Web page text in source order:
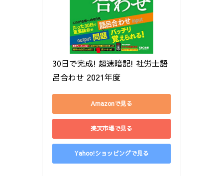
30日で完成! 超速暗記! 社労士語
呂合わせ 2021年度
Amazonで見る
楽天市場で見る
Yahoo!ショッピングで見る